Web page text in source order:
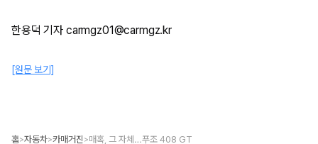
한용덕 기자 carmgz01@carmgz.kr
[원문 보기]
홈>자동차>카매거진 >매혹, 그 자체…푸조 408 GT